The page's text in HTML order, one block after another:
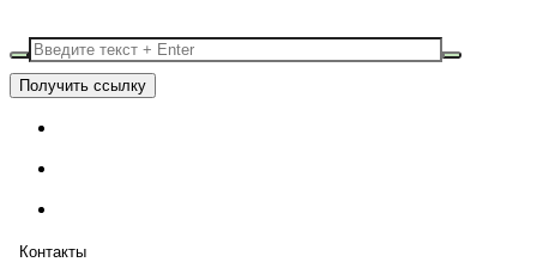
Получить ссылку
Контакты